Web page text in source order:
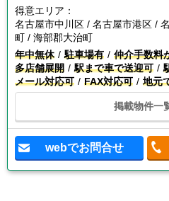
得意エリア：
名古屋市中川区 / 名古屋市港区 /
町 / 海部郡大治町
年中無休
駐車場有
仲介手数料
多店舗展開
駅まで車で送迎可
メール対応可
FAX対応可 地元
掲載物件一
webでお問合せ